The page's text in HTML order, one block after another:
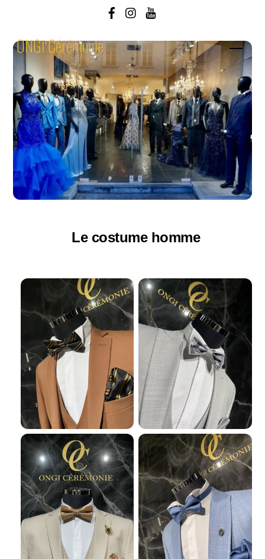
contentONGI Cérémonie
Le costume homme